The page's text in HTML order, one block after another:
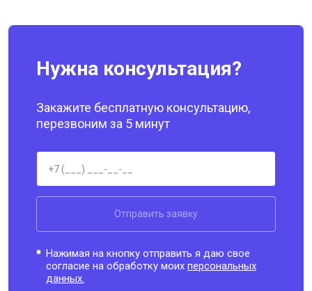
Нужна консультация?
Закажите бесплатную консультацию,
перезвоним за 5 минут
Отправить заявку
Нажимая на кнопку отправить я даю свое
согласие на обработку моихперсональных
данных.